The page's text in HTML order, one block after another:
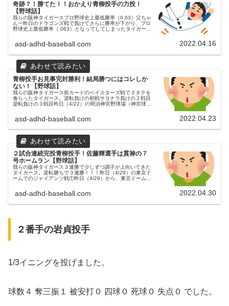
奇跡？！勝てた！！おかえり青柳投手の力投！
【野球話】
我らの阪神タイガースプロ野球史上最低勝率（0.63）父ちゃ
ん一昨日のドラゴンズ戦で負けてさらに勝率が下がり、プロ
野球史上最低勝率（.063）となってしてしまったタイガー
番（0798、07...
asd-adhd-baseball.com 2022.04.16
青柳投手お見事完封勝利！結局勝つにはコレしか
ない！【野球話】
我らの阪神タイガース前カードのベイスターズ戦で３タテを
食らったタイガース。逆転負けの初戦サヨナラ負けの２戦目
逆転負けの３戦目昨日（4/22）の明治神宮野球場（神宮球
asd-adhd-baseball.com 2022.04.23
２試合連続完投青柳投手！佐藤輝選手は貫禄の７
号ホームラン【野球話】
我らの阪神タイガース３連勝で少しずつ調子が上向いてきた
タイガース。逆転勝ちで３連勝！！！昨日（4/29）の東京ド
ームでのジャイアンツ戦①昨日（4/29）から、東京ドームに
た。予告先発この...
asd-adhd-baseball.com 2022.04.30
２番手の岩貞投手
1/3イニングを投げました。
球数４ 奪三振１ 被安打０ 四球０ 死球０ 失点０ でした。